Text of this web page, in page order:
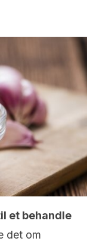
et behandle
det om